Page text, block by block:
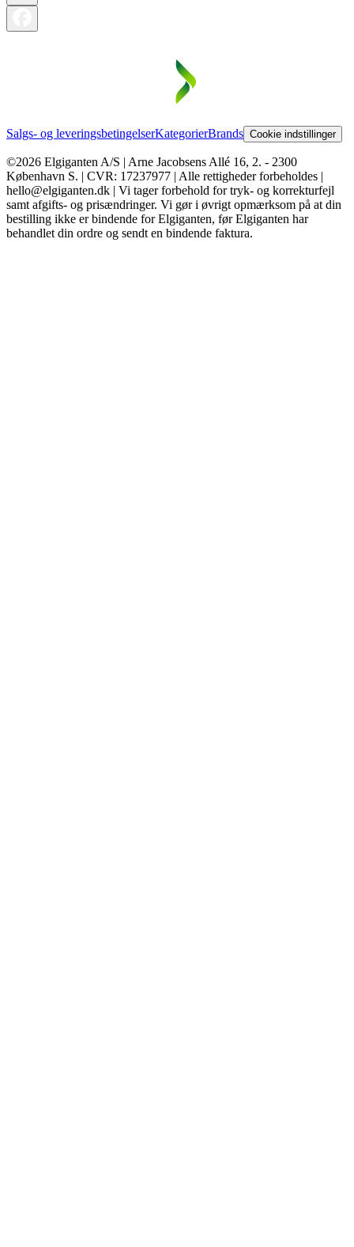
Salgs- og leveringsbetingelserKategorierBrands Cookie indstillinger
©2026 Elgiganten A/S | Arne Jacobsens Allé 16, 2. - 2300
København S. | CVR: 17237977 | Alle rettigheder forbeholdes |
hello@elgiganten.dk | Vi tager forbehold for tryk- og korrekturfejl
samt afgifts- og prisændringer. Vi gør i øvrigt opmærksom på at din
bestilling ikke er bindende for Elgiganten, før Elgiganten har
behandlet din ordre og sendt en bindende faktura.